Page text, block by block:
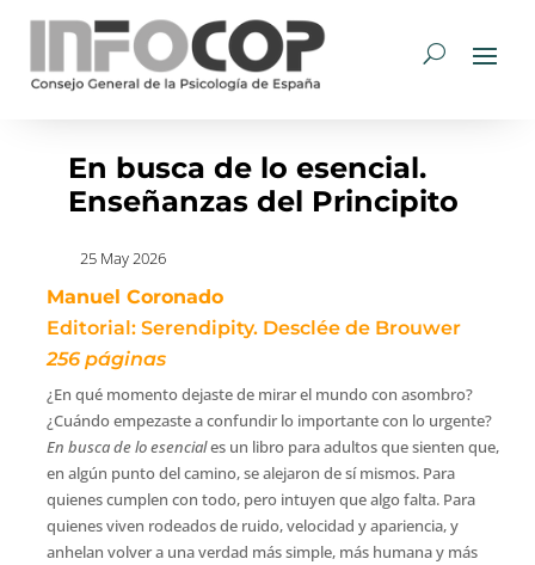
En busca de lo esencial.
Enseñanzas del Principito
25 May 2026
Manuel Coronado
Editorial: Serendipity. Desclée de Brouwer
256 páginas
¿En qué momento dejaste de mirar el mundo con asombro?
¿Cuándo empezaste a confundir lo importante con lo urgente?
En busca de lo esenciales un libro para adultos que sienten que,
en algún punto del camino, se alejaron de sí mismos. Para
quienes cumplen con todo, pero intuyen que algo falta. Para
quienes viven rodeados de ruido, velocidad y apariencia, y
anhelan volver a una verdad más simple, más humana y más